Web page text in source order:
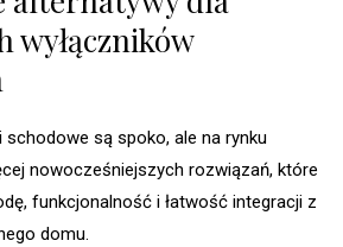
wyłączników
schodowe są spoko, ale na rynku
nowocześniejszych rozwiązań, które
funkcjonalność i łatwość integracji z
domu.